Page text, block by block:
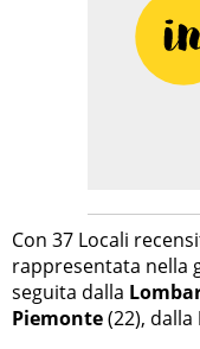
Con 37 Locali
rappresentata nella
seguita dalla
Piemonte(22), dalla